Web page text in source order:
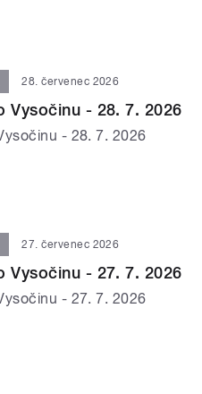
28. červenec 2026
Vysočinu - 28. 7. 2026
- 28. 7. 2026
27. červenec 2026
Vysočinu - 27. 7. 2026
- 27. 7. 2026